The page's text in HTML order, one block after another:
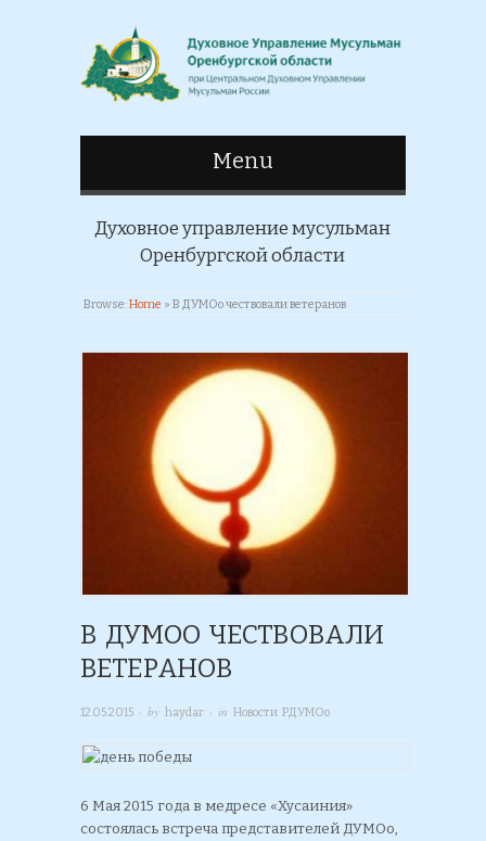
Menu
Духовное управление мусульман
Оренбургской области
Browse:Home » В ДУМОо чествовали ветеранов
В ДУМОО ЧЕСТВОВАЛИ
ВЕТЕРАНОВ
12.05.2015 · by haydar · in Новости РДУМОо
6 Мая 2015 года в медресе «Хусаиния»
состоялась встреча представителей ДУМОо,